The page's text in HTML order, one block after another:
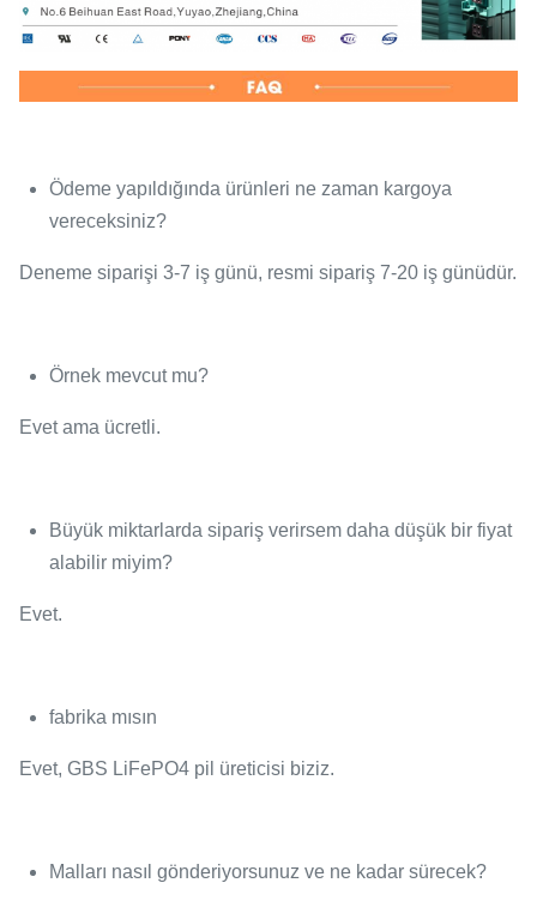
Ödeme yapıldığında ürünleri ne zaman kargoya
vereceksiniz?
Deneme siparişi 3-7 iş günü, resmi sipariş 7-20 iş günüdür.
Örnek mevcut mu?
Evet ama ücretli.
Büyük miktarlarda sipariş verirsem daha düşük bir fiyat
alabilir miyim?
Evet.
fabrika mısın
Evet, GBS LiFePO4 pil üreticisi biziz.
Malları nasıl gönderiyorsunuz ve ne kadar sürecek?